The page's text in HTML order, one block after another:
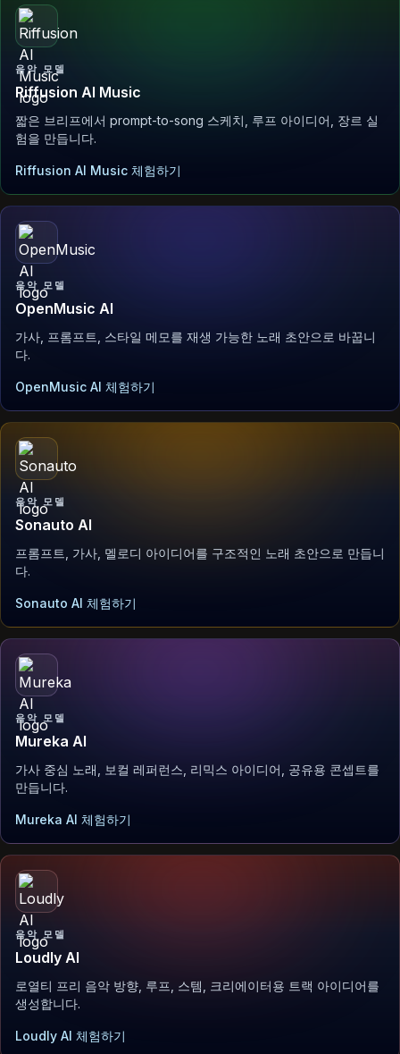
음악 모델
Riffusion AI Music
짧은 브리프에서 prompt-to-song 스케치, 루프 아이디어, 장르 실
험을 만듭니다.
Riffusion AI Music 체험하기
음악 모델
OpenMusic AI
가사, 프롬프트, 스타일 메모를 재생 가능한 노래 초안으로 바꿉니
다.
OpenMusic AI 체험하기
음악 모델
Sonauto AI
프롬프트, 가사, 멜로디 아이디어를 구조적인 노래 초안으로 만듭니
다.
Sonauto AI 체험하기
음악 모델
Mureka AI
가사 중심 노래, 보컬 레퍼런스, 리믹스 아이디어, 공유용 콘셉트를
만듭니다.
Mureka AI 체험하기
음악 모델
Loudly AI
로열티 프리 음악 방향, 루프, 스템, 크리에이터용 트랙 아이디어를
생성합니다.
Loudly AI 체험하기